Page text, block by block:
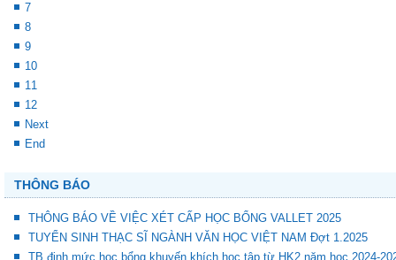
7
8
9
10
11
12
Next
End
THÔNG BÁO
THÔNG BÁO VỀ VIỆC XÉT CẤP HỌC BỔNG VALLET 2025
TUYỂN SINH THẠC SĨ NGÀNH VĂN HỌC VIỆT NAM Đợt 1.2025
TB định mức học bổng khuyến khích học tập từ HK2 năm học 2024-